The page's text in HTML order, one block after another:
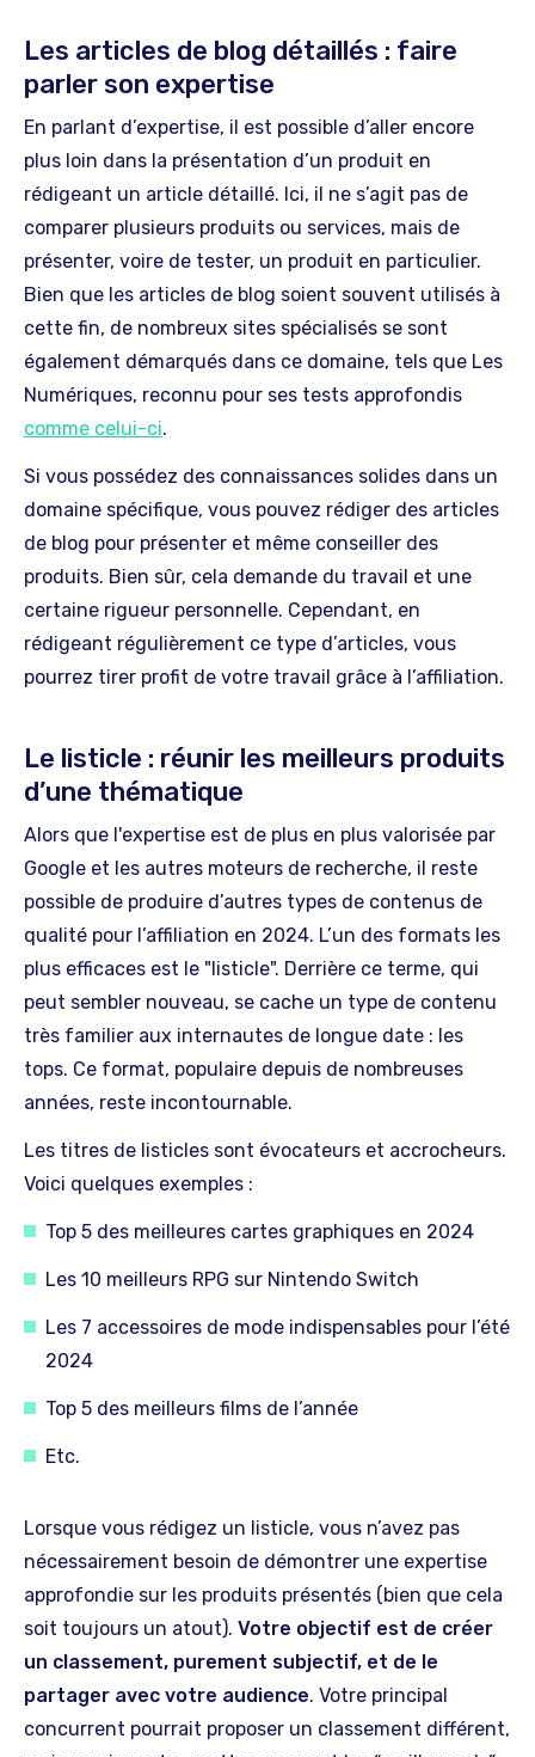
Les articles de blog détaillés : faire
parler son expertise
En parlant d’expertise, il est possible d’aller encore
plus loin dans la présentation d’un produit en
rédigeant un article détaillé. Ici, il ne s’agit pas de
comparer plusieurs produits ou services, mais de
présenter, voire de tester, un produit en particulier.
Bien que les articles de blog soient souvent utilisés à
cette fin, de nombreux sites spécialisés se sont
également démarqués dans ce domaine, tels que Les
Numériques, reconnu pour ses tests approfondis
comme celui-ci.
Si vous possédez des connaissances solides dans un
domaine spécifique, vous pouvez rédiger des articles
de blog pour présenter et même conseiller des
produits. Bien sûr, cela demande du travail et une
certaine rigueur personnelle. Cependant, en
rédigeant régulièrement ce type d’articles, vous
pourrez tirer profit de votre travail grâce à l’affiliation.
Le listicle : réunir les meilleurs produits
d’une thématique
Alors que l'expertise est de plus en plus valorisée par
Google et les autres moteurs de recherche, il reste
possible de produire d’autres types de contenus de
qualité pour l’affiliation en 2024. L’un des formats les
plus efficaces est le "listicle". Derrière ce terme, qui
peut sembler nouveau, se cache un type de contenu
très familier aux internautes de longue date : les
tops. Ce format, populaire depuis de nombreuses
années, reste incontournable.
Les titres de listicles sont évocateurs et accrocheurs.
Voici quelques exemples :
Top 5 des meilleures cartes graphiques en 2024
Les 10 meilleurs RPG sur Nintendo Switch
Les 7 accessoires de mode indispensables pour l’été
2024
Top 5 des meilleurs films de l’année
Etc.
Lorsque vous rédigez un listicle, vous n’avez pas
nécessairement besoin de démontrer une expertise
approfondie sur les produits présentés (bien que cela
soit toujours un atout). Votre objectif est de créer
un classement, purement subjectif, et de le
partager avec votre audience. Votre principal
concurrent pourrait proposer un classement différent,